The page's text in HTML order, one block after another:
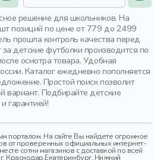
решение для школьников. На
позиций по цене от 779 до 2499
прошла контроль качества перед
детские футболки производится по
осмотра товара. Удобная
Каталог ежедневно пополняется
Простой поиск позволит
вариант. Подбирайте детские
гарантией!
порталом. На сайте Вы найдете огромное
от проверенных официальных интернет-
сотни магазинов с доставкой по всей
Краснодар,Екатеринбург, Нижний